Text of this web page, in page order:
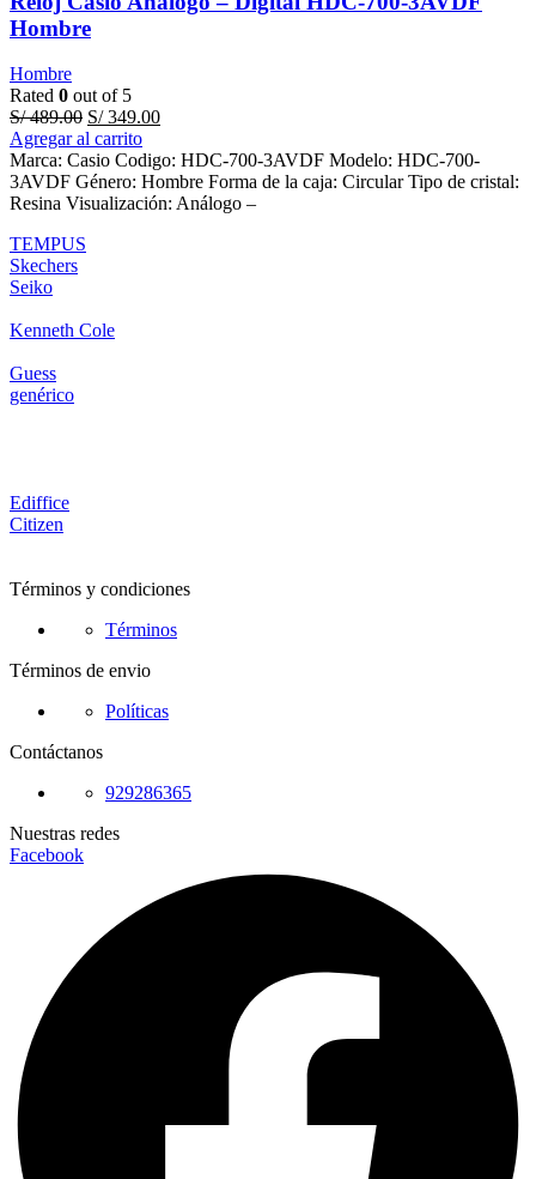
Hombre
Hombre
Rated 0 out of 5
S/489.00 Original
price
was:
S/ 489.00.
S/349.00Current
is:
S/ 349.00.
Agregar al carrito
Marca: Casio Codigo: HDC-700-3AVDF Modelo: HDC-700-
3AVDF Género: Hombre Forma de la caja: Circular Tipo de cristal:
Resina Visualización: Análogo –
TEMPUS
Skechers
Seiko
Kenneth Cole
Guess
genérico
Ediffice
Citizen
Términos y condiciones
Términos
Términos de envio
Políticas
Contáctanos
929286365
Nuestras redes
Facebook